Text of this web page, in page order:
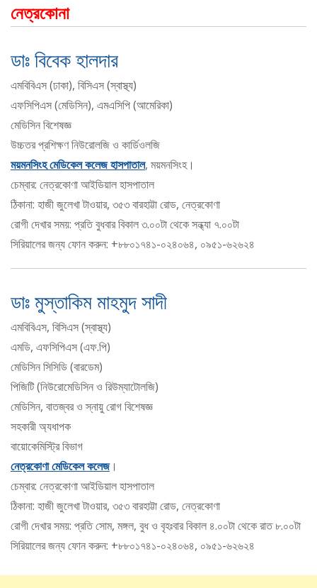
নেত্রকোনা
ডাঃ বিবেক হালদার
এমবিবিএস (ঢাকা), বিসিএস (স্বাস্থ্য)
এফসিপিএস (মেডিসিন), এমএসিপি (আমেরিকা)
মেডিসিন বিশেষজ্ঞ
উচ্চতর প্রশিক্ষণ নিউরোলজি ও কার্ডিওলজি
ময়মনসিংহ মেডিকেল কলেজ হাসপাতাল, ময়মনসিংহ।
চেম্বার: নেত্রকোণা আইডিয়াল হাসপাতাল
ঠিকানা: হাজী জুলেখা টাওয়ার, ৩৫৩ বারহাট্টা রোড, নেত্রকোণা
রোগী দেখার সময়: প্রতি বুধবার বিকাল ৩.০০টা থেকে সন্ধ্যা ৭.০০টা
সিরিয়ালের জন্য ফোন করুন: +৮৮০১৭৪১-০২৪০৬৪, ০৯৫১-৬২৬২৪
ডাঃ মুস্তাকিম মাহমুদ সাদী
এমবিবিএস, বিসিএস (স্বাস্থ্য)
এমডি, এফসিপিএস (এফ.পি)
মেডিসিন সিসিডি (বারডেম)
পিজিটি (নিউরোমেডিসিন ও রিউম্যাটোলজি)
মেডিসিন, বাতজ্বর ও স্নায়ু রোগ বিশেষজ্ঞ
সহকারী অ্যধাপক
বায়োকেমিস্ট্রি বিভাগ
নেত্রকোণা মেডিকেল কলেজ।
চেম্বার: নেত্রকোণা আইডিয়াল হাসপাতাল
ঠিকানা: হাজী জুলেখা টাওয়ার, ৩৫৩ বারহাট্টা রোড, নেত্রকোণা
রোগী দেখার সময়: প্রতি সোম, মঙ্গল, বুধ ও বৃহঃবার বিকাল ৪.০০টা থেকে রাত ৮.০০টা
সিরিয়ালের জন্য ফোন করুন: +৮৮০১৭৪১-০২৪০৬৪, ০৯৫১-৬২৬২৪